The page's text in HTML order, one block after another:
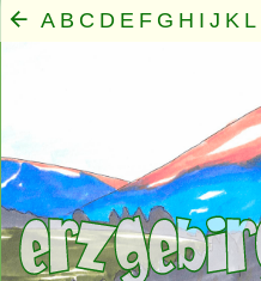
A B C D E F G H I J K L